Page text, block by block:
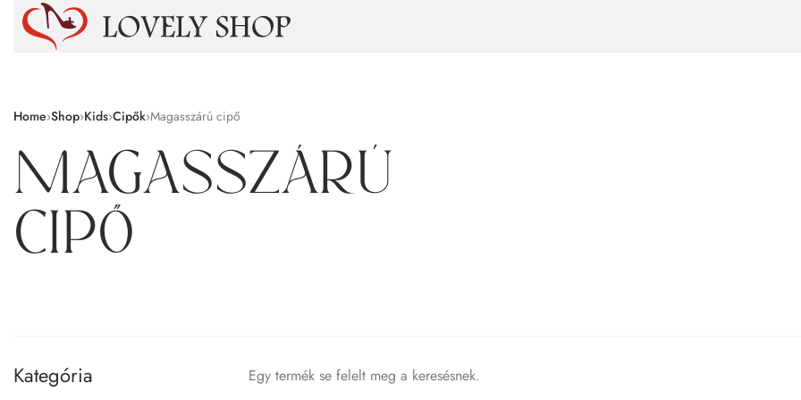
Home›Shop›Kids›Cipők›Magasszárú cipő
Magasszárú
cipő
Kategória Egy termék se felelt meg a keresésnek.